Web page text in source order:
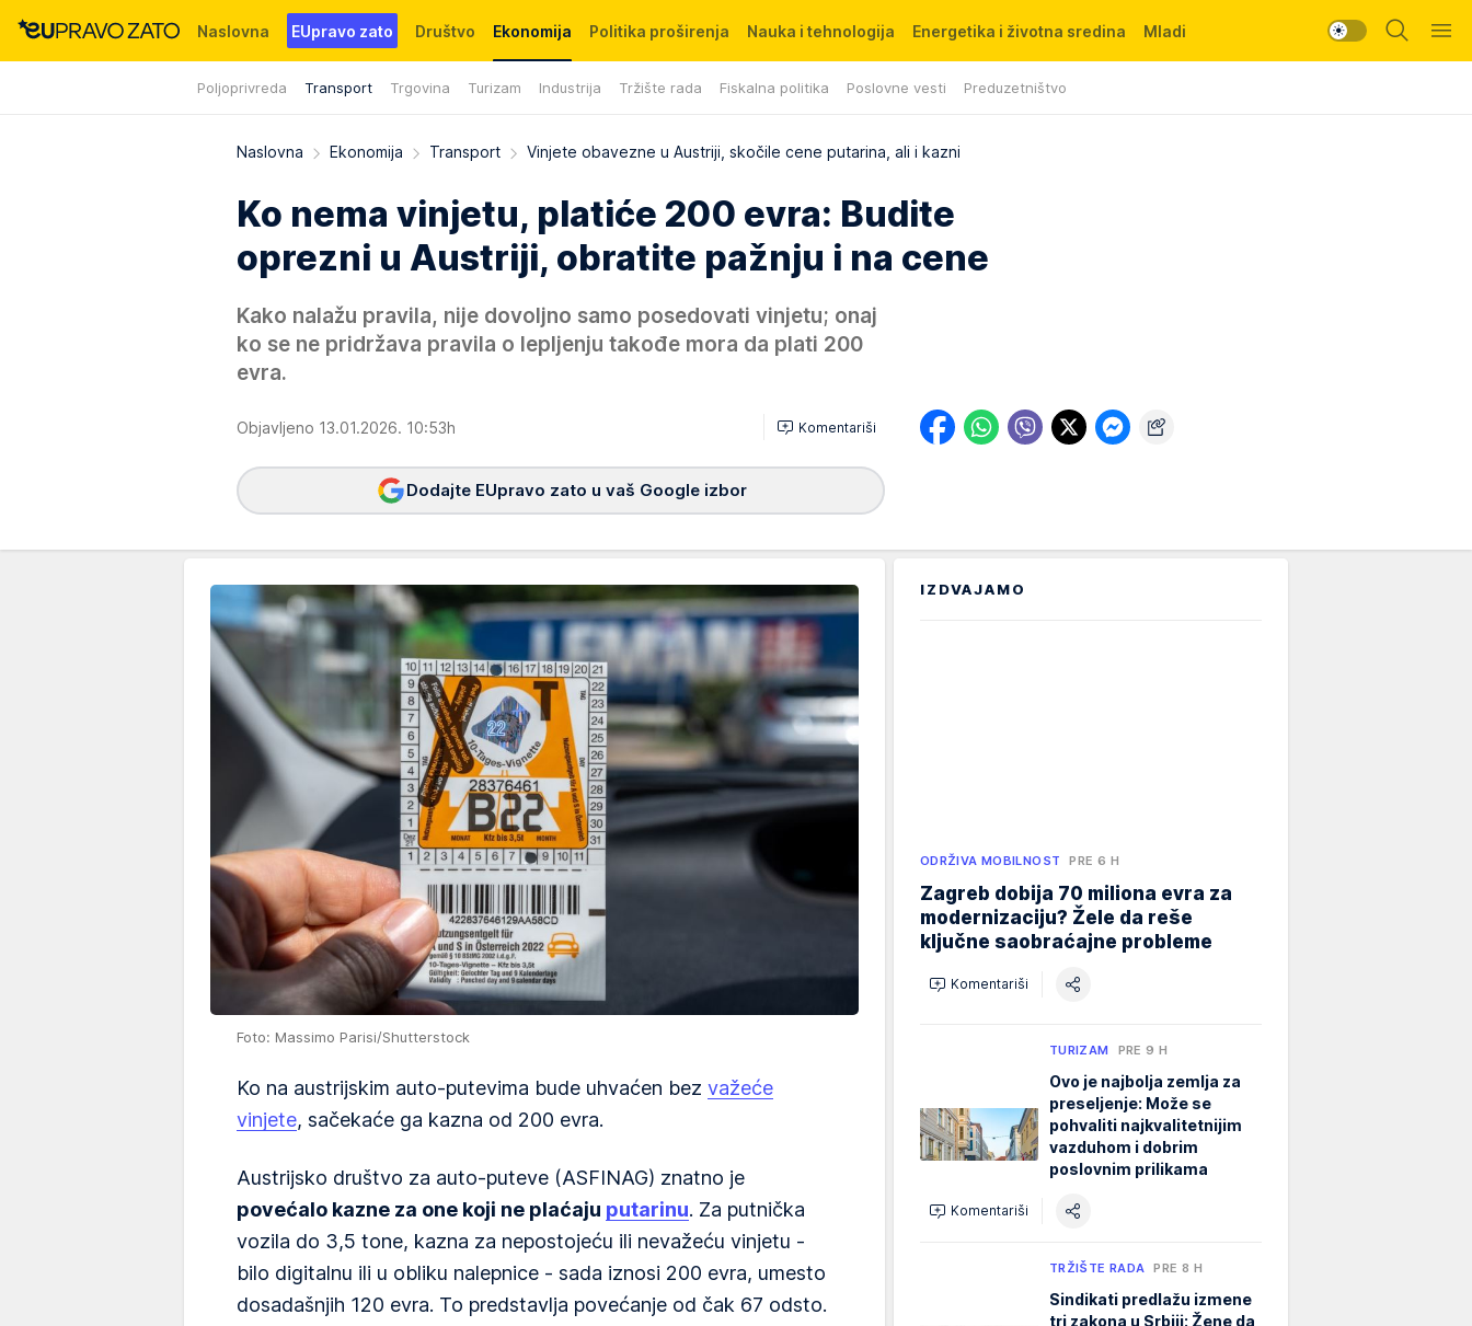
Naslovna EUpravo zato Društvo Ekonomija
Poljoprivreda Transport Trgovina Turizam Industrija Tržište rada Fiskalna politika Poslovne vesti Preduzetništvo
Politika proširenja Nauka i tehnologija Energetika i životna sredina Mladi
Događaji News WMG fondacija
Naslovna Ekonomija Transport Vinjete obavezne u Austriji, skočile cene putarina, ali i kazni
Ko nema vinjetu, platiće 200 evra: Budite
oprezni u Austriji, obratite pažnju i na cene
Kako nalažu pravila, nije dovoljno samo posedovati vinjetu; onaj
ko se ne pridržava pravila o lepljenju takođe mora da plati 200
evra.
Objavljeno 13.01.2026. 10:53h Komentariši
Dodajte EUpravo zato u vaš Google izbor
Foto: Massimo Parisi/Shutterstock
Ko na austrijskim auto-putevima bude uhvaćen bez važeće
vinjete, sačekaće ga kazna od 200 evra.
Austrijsko društvo za auto-puteve (ASFINAG) znatno je
povećalo kazne za one koji ne plaćaju putarinu. Za putnička
vozila do 3,5 tone, kazna za nepostojeću ili nevažeću vinjetu -
bilo digitalnu ili u obliku nalepnice - sada iznosi 200 evra, umesto
dosadašnjih 120 evra. To predstavlja povećanje od čak 67 odsto.
IZDVAJAMO
ODRŽIVA MOBILNOST PRE 6 H
Zagreb dobija 70 miliona evra za
modernizaciju? Žele da reše
ključne saobraćajne probleme
Komentariši
TURIZAM PRE 9 H
Ovo je najbolja zemlja za
preseljenje: Može se
pohvaliti najkvalitetnijim
vazduhom i dobrim
poslovnim prilikama
Komentariši
TRŽIŠTE RADA PRE 8 H
Sindikati predlažu izmene
tri zakona u Srbiji: Žene da